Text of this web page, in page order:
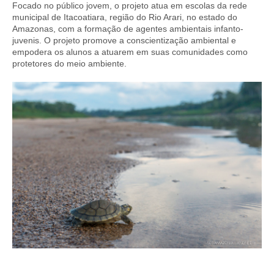
Focado no público jovem, o projeto atua em escolas da rede
municipal de Itacoatiara, região do Rio Arari, no estado do
Amazonas, com a formação de agentes ambientais infanto-
juvenis. O projeto promove a conscientização ambiental e
empodera os alunos a atuarem em suas comunidades como
protetores do meio ambiente.